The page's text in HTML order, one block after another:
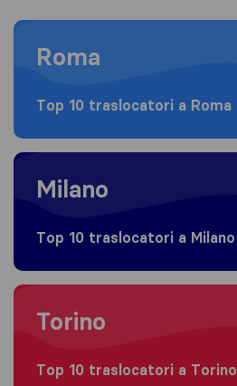
Moving to Roma
Roma
Top 10 traslocatori a Roma
Moving to Milano
Milano
Top 10 traslocatori a Milano
Moving to Torino
Torino
Top 10 traslocatori a Torino